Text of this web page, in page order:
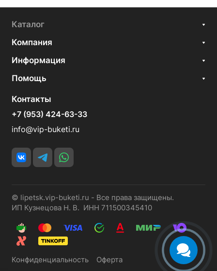
Каталог
Компания
Информация
Помощь
Контакты
+7 (953) 424-63-33
info@vip-buketi.ru
© lipetsk.vip-buketi.ru - Все права защищены.
ИП Кузнецова Н. В. ИНН 711500345410
Конфиденциальность Оферта